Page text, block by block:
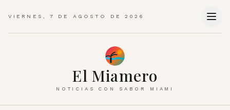
VIERNES, 7 DE AGOSTO DE 2026
El Miamero
NOTICIAS CON SABOR MIAMI